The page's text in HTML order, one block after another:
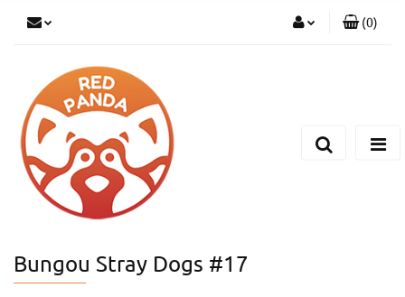
(0)
Bungou Stray Dogs #17